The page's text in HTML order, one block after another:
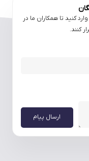
کنید تا همکاران ما در
ارسال پیام